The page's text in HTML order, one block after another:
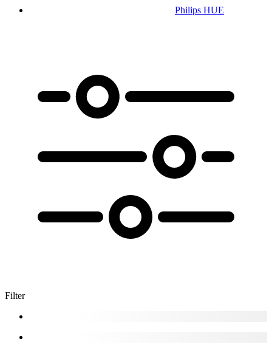
Philips HUE
Filter